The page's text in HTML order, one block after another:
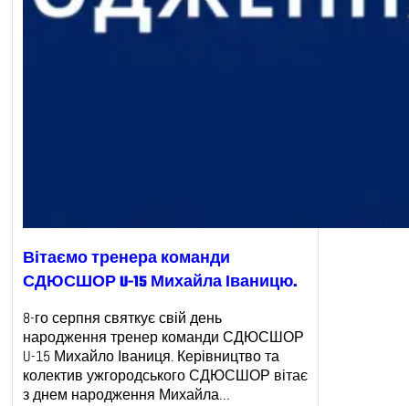
Вітаємо тренера команди
СДЮСШОР U-15 Михайла Іваницю.
8-го серпня святкує свій день
народження тренер команди СДЮСШОР
U-15 Михайло Іваниця. Керівництво та
колектив ужгородського СДЮСШОР вітає
з днем народження Михайла…